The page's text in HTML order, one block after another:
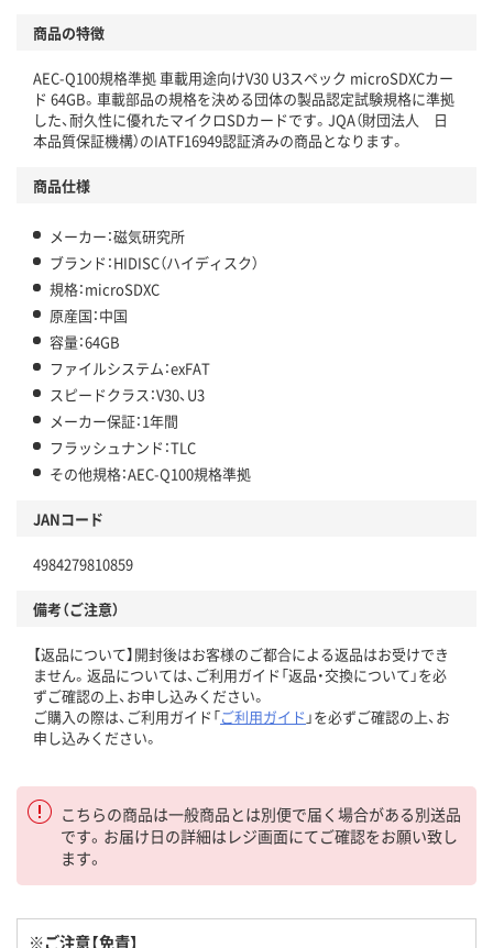
商品の特徴
AEC-Q100規格準拠 車載用途向けV30 U3スペック microSDXCカー
ド 64GB。車載部品の規格を決める団体の製品認定試験規格に準拠
した、耐久性に優れたマイクロSDカードです。JQA（財団法人 日
本品質保証機構）のIATF16949認証済みの商品となります。
商品仕様
メーカー：磁気研究所
ブランド：HIDISC（ハイディスク）
規格：microSDXC
原産国：中国
容量：64GB
ファイルシステム：exFAT
スピードクラス：V30、U3
メーカー保証：1年間
フラッシュナンド：TLC
その他規格：AEC-Q100規格準拠
JANコード
4984279810859
備考（ご注意）
【返品について】開封後はお客様のご都合による返品はお受けでき
ません。返品については、ご利用ガイド「返品・交換について」を必
ずご確認の上、お申し込みください。
ご購入の際は、ご利用ガイド「ご利用ガイド 」を必ずご確認の上、お
申し込みください。
こちらの商品は一般商品とは別便で届く場合がある別送品
です。お届け日の詳細はレジ画面にてご確認をお願い致し
ます。
※ご注意【免責】